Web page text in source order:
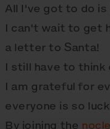
All I've got to do
I can't wait to get
a letter to Santa!
I still have to
I am grateful for
everyone is so
By joining the